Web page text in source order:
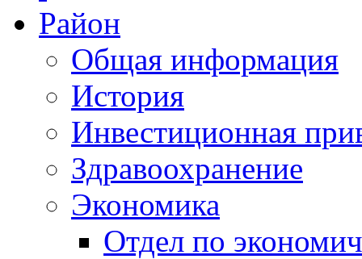
Район
Общая информация
История
Инвестиционная
Здравоохранение
Экономика
Отдел по